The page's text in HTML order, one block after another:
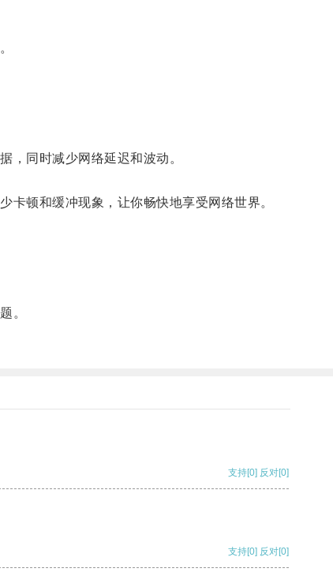
同时减少网络延迟和波动。
顿和缓冲现象，让你畅快地享受网络世界。
。
支持[0] 反对[0]
支持[0] 反对[0]